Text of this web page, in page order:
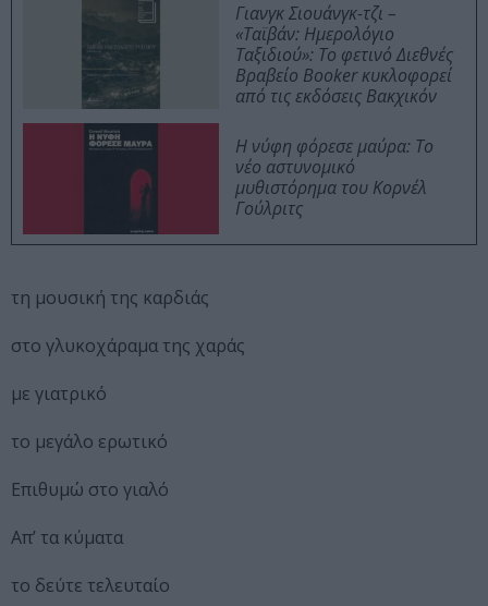
Γιανγκ Σιουάνγκ-τζι –
«Ταϊβάν: Ημερολόγιο
Ταξιδιού»: Το φετινό Διεθνές
Βραβείο Booker κυκλοφορεί
από τις εκδόσεις Βακχικόν
Η νύφη φόρεσε μαύρα: Το
νέο αστυνομικό
μυθιστόρημα του Κορνέλ
Γούλριτς
τη μουσική της καρδιάς
στο γλυκοχάραμα της χαράς
με γιατρικό
το μεγάλο ερωτικό
Επιθυμώ στο γιαλό
Απ’ τα κύματα
το δεύτε τελευταίο